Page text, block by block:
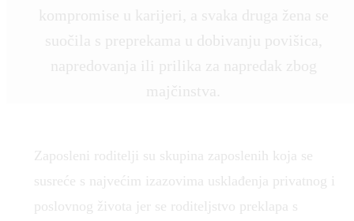
Zaposleni roditelji su skupina zaposlenih koja se
susreće s najvećim izazovima usklađenja privatnog i
poslovnog života jer se roditeljstvo preklapa s